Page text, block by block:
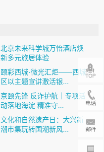
北京未来科学城万怡酒店焕
新多元旅居体验
颐彩西城·微光汇炬——西城
区以主题宣讲激活银...
京颐先锋 反诈护航｜专项活
动落地海淀 精准守...
文化和自然遗产日：大兴新
潮市集玩转国潮新风...